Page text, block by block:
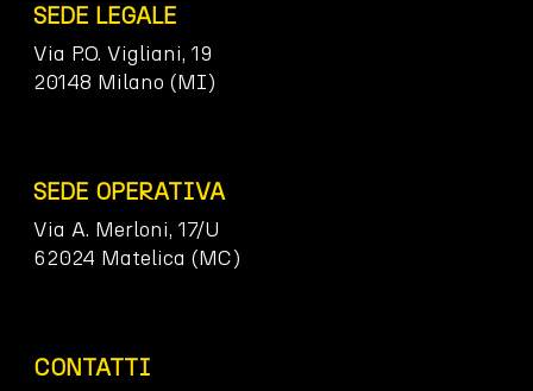
SEDE LEGALE
Via P.O. Vigliani, 19
20148 Milano (MI)
SEDE OPERATIVA
Via A. Merloni, 17/U
62024 Matelica (MC)
CONTATTI